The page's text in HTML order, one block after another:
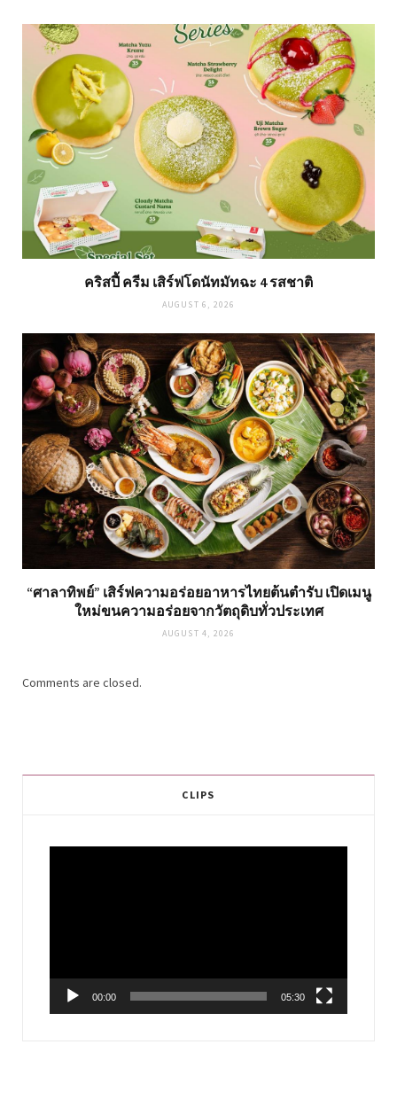
คริสปี้ ครีม เสิร์ฟโดนัทมัทฉะ 4 รสชาติ
AUGUST 6, 2026
“ศาลาทิพย์” เสิร์ฟความอร่อยอาหารไทยต้นตำรับ เปิดเมนู
ใหม่ขนความอร่อยจากวัตถุดิบทั่วประเทศ
AUGUST 4, 2026
Comments are closed.
CLIPS
00:00 05:30